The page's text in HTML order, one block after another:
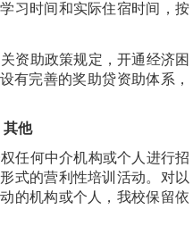
习时间和实际住宿时间，按
资助政策规定，开通经济困
有完善的奖助贷资助体系，
他
任何中介机构或个人进行招
式的营利性培训活动。对以
的机构或个人，我校保留依